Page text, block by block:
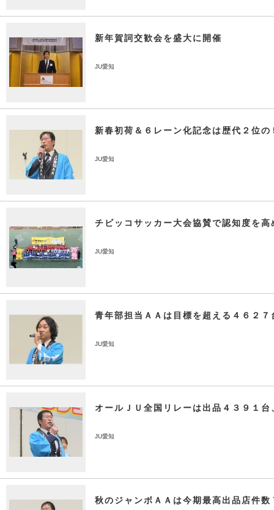
新年賀詞交歓会を盛大に開催
JU愛知
新春初荷＆６レーン化記念は歴代２位の
JU愛知
チビッコサッカー大会協賛で認知度を高
JU愛知
青年部担当ＡＡは目標を超える４６２７
JU愛知
オールＪＵ全国リレーは出品４３９１
JU愛知
秋のジャンボＡＡは今期最高出品店件数